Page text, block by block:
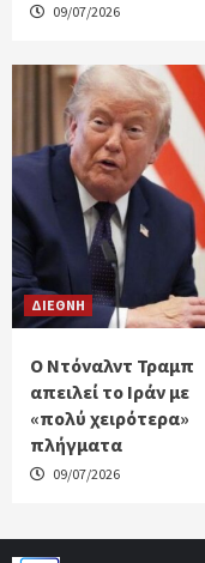
09/07/2026
ΔΙΕΘΝΗ
Ο Ντόναλντ Τραμπ
απειλεί το Ιράν με
«πολύ χειρότερα»
πλήγματα
09/07/2026